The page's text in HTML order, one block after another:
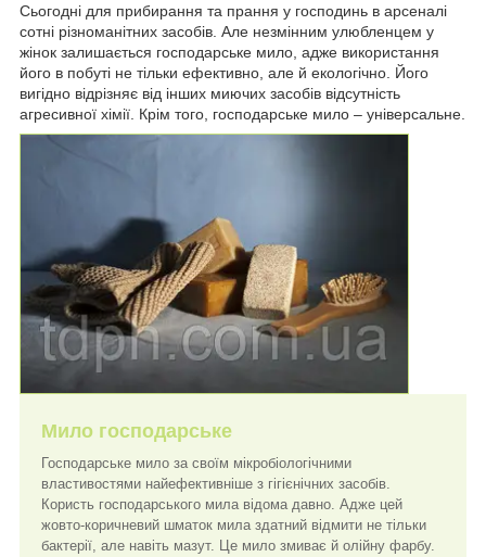
Сьогодні для прибирання та прання у господинь в арсеналі
сотні різноманітних засобів. Але незмінним улюбленцем у
жінок залишається господарське мило, адже використання
його в побуті не тільки ефективно, але й екологічно. Його
вигідно відрізняє від інших миючих засобів відсутність
агресивної хімії. Крім того, господарське мило – універсальне.
Мило господарське
Господарське мило за своїм мікробіологічними
властивостями найефективніше з гігієнічних засобів.
Користь господарського мила відома давно. Адже цей
жовто-коричневий шматок мила здатний відмити не тільки
бактерії, але навіть мазут. Це мило змиває й олійну фарбу.